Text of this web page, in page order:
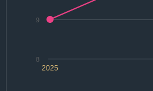
2025
9
8